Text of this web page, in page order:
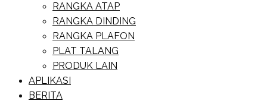
RANGKA ATAP
RANGKA DINDING
RANGKA PLAFON
PLAT TALANG
PRODUK LAIN
APLIKASI
BERITA